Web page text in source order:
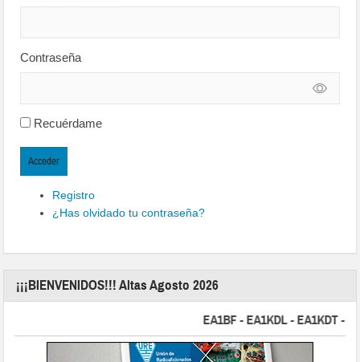
Contraseña
Recuérdame
Acceder
Registro
¿Has olvidado tu contraseña?
¡¡¡BIENVENIDOS!!! Altas Agosto 2026
EA1BF - EA1KDL - EA1KDT -